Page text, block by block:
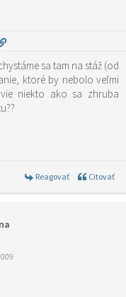
sa tam na stáž (od
ktoré by nebolo veľmi
niekto ako sa zhruba
Reagovať Citovať